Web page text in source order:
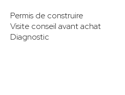
Permis de construire
Visite conseil avant achat
Diagnostic